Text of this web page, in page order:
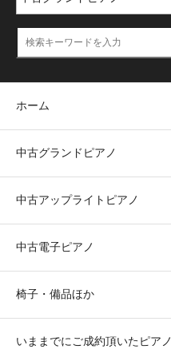
ホーム
中古グランドピアノ
中古アップライトピアノ
中古電子ピアノ
椅子・備品ほか
いままでにご成約頂いたピアノ